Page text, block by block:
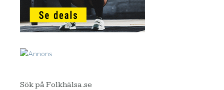
Sök på Folkhälsa.se